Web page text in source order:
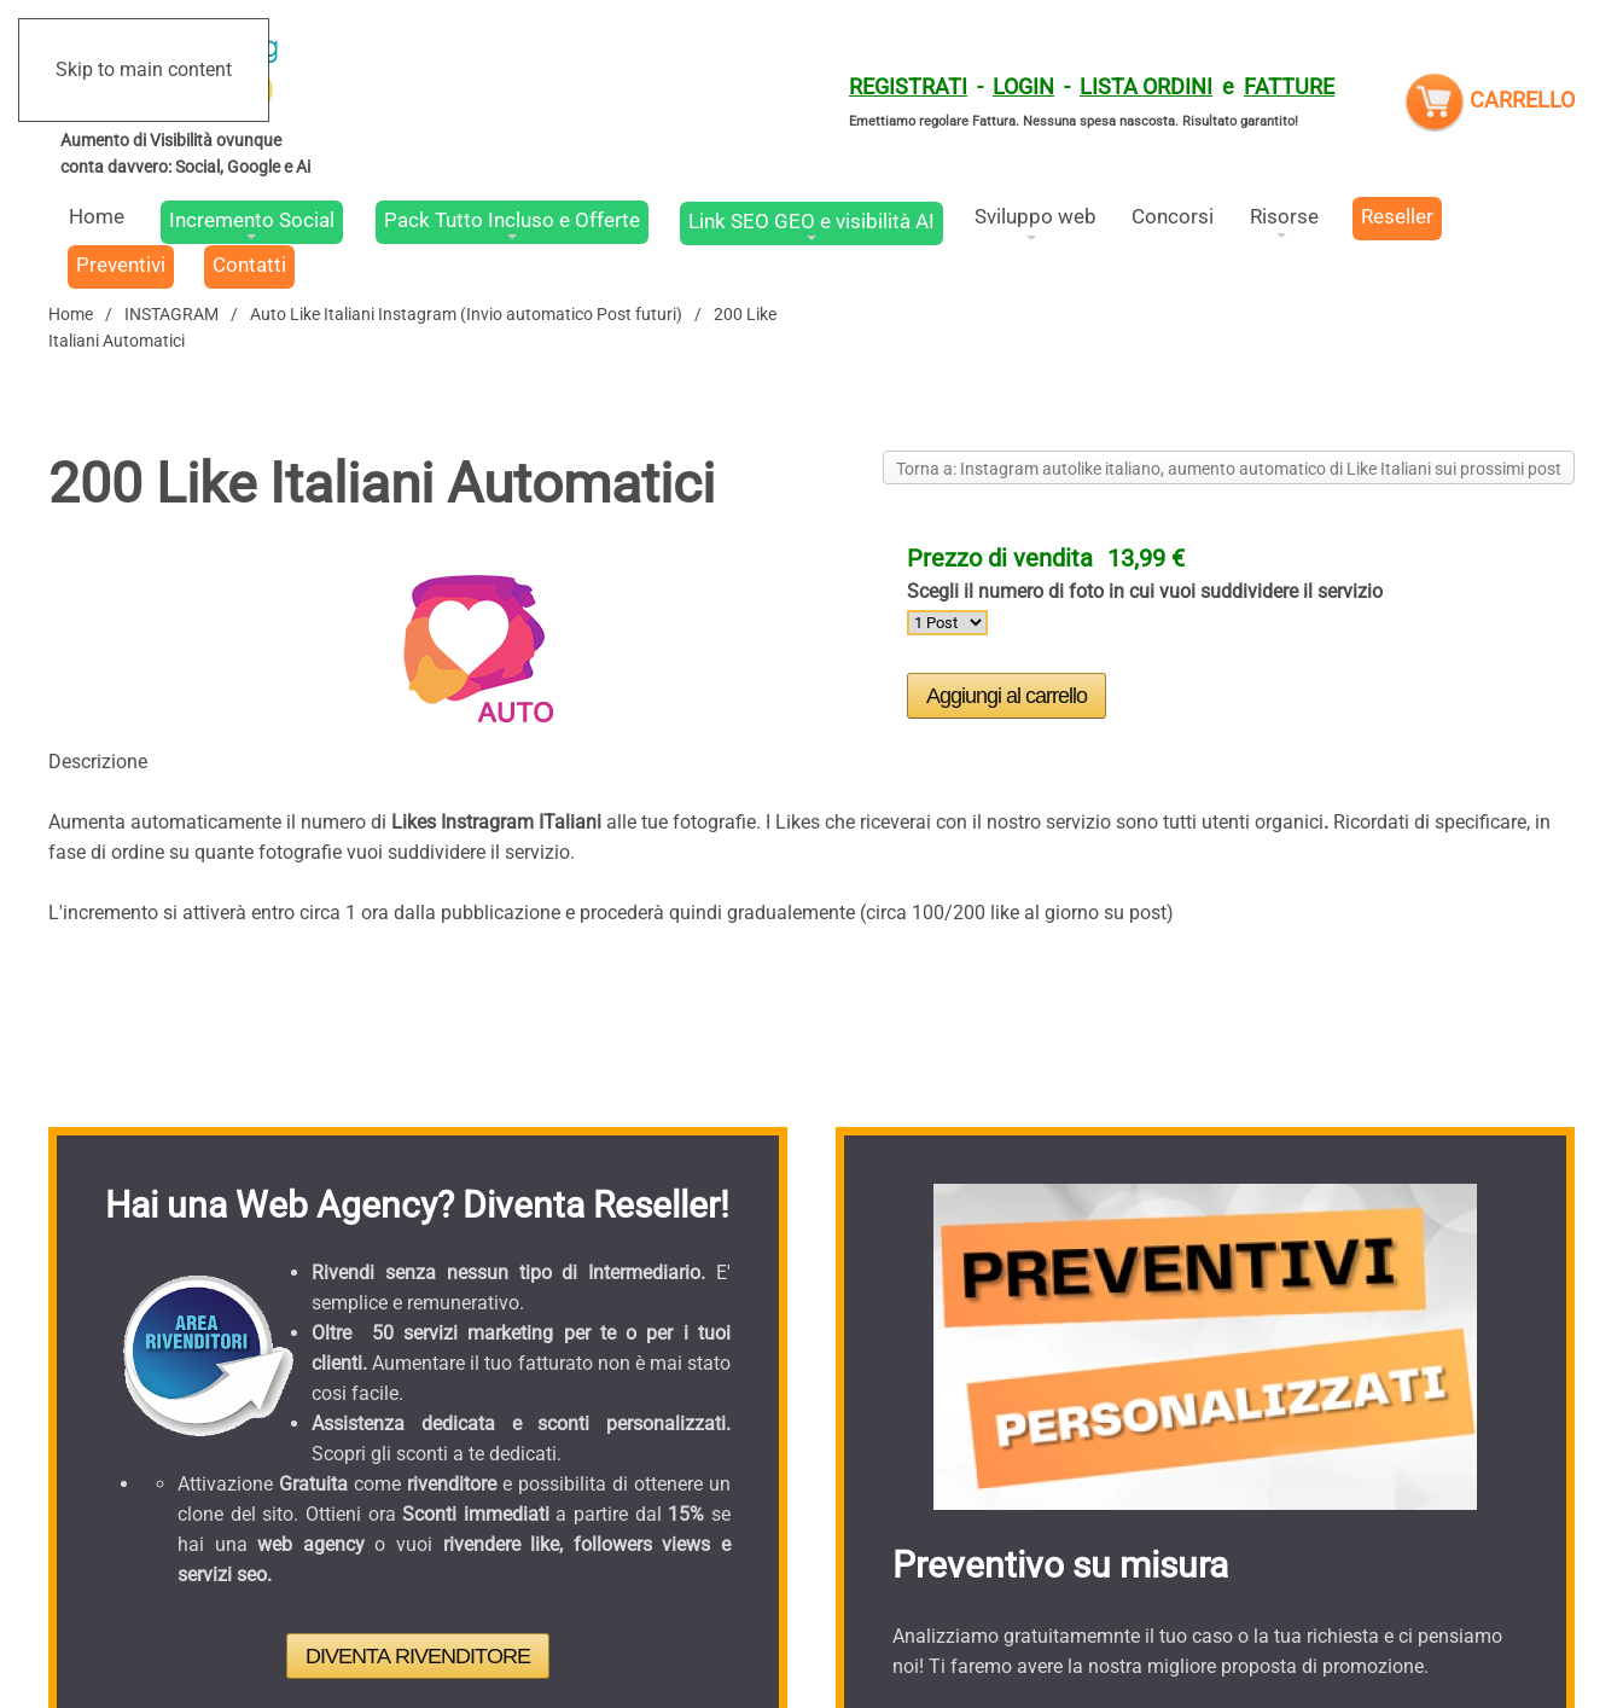
Skip to main content
REGISTRATI - LOGIN - LISTA ORDINI e FATTURE
Emettiamo regolare Fattura. Nessuna spesa nascosta. Risultato garantito!
CARRELLO
Home Incremento Social Pack Tutto Incluso e Offerte Link SEO GEO e visibilità AI Sviluppo web Concorsi Risorse
Reseller
Preventivi
Contatti
Home INSTAGRAM Auto Like Italiani Instagram (Invio automatico Post futuri)
200 Like
Italiani Automatici
Torna a: Instagram autolike italiano, aumento automatico di Like Italiani sui prossimi post
200 Like Italiani Automatici
Prezzo di vendita 13,99 €
Scegli il numero di foto in cui vuoi suddividere il servizio
Descrizione
Aumenta automaticamente il numero di Likes Instragram ITaliani alle tue fotografie. I Likes che riceverai con il nostro servizio sono tutti utenti organici. Ricordati di specificare, in
fase di ordine su quante fotografie vuoi suddividere il servizio.
L'incremento si attiverà entro circa 1 ora dalla pubblicazione e procederà quindi gradualemente (circa 100/200 like al giorno su post)
Hai una Web Agency? Diventa Reseller!
Rivendi senza nessun tipo di Intermediario. E'
semplice e remunerativo.
Oltre 50 servizi marketing per te o per i tuoi
clienti. Aumentare il tuo fatturato non è mai stato
cosi facile.
Assistenza dedicata e sconti personalizzati.
Scopri gli sconti a te dedicati.
Attivazione Gratuita come rivenditoree possibilita di ottenere un
clone del sito. Ottieni oraSconti immediati a partire dal 15% se
hai una web agencyo vuoi rivendere like, followers views e
servizi seo.
DIVENTA RIVENDITORE
Preventivo su misura
Analizziamo gratuitamemnte il tuo caso o la tua richiesta e ci pensiamo
noi! Ti faremo avere la nostra migliore proposta di promozione.